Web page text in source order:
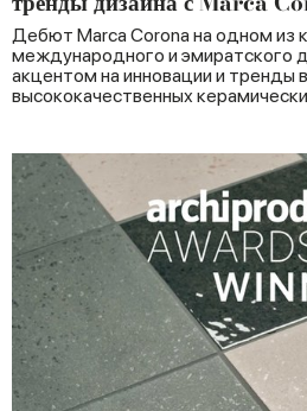
Дебют Marca Corona на одном из
международного и эмиратского
акцентом на инновации и тренды
высококачественных